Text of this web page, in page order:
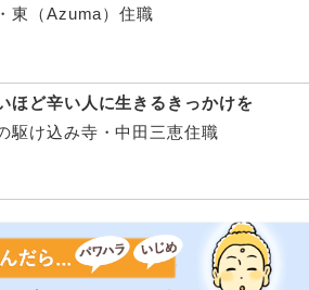
東（Azuma）住職
ほど辛い人に生きるきっかけを
駆け込み寺・中田三恵住職